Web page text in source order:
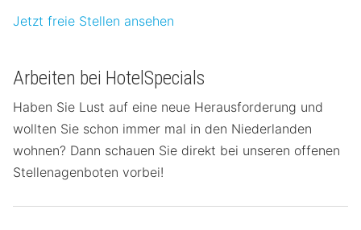
Jetzt freie Stellen ansehen
Arbeiten bei HotelSpecials
Haben Sie Lust auf eine neue Herausforderung und
wollten Sie schon immer mal in den Niederlanden
wohnen? Dann schauen Sie direkt bei unseren offenen
Stellenagenboten vorbei!